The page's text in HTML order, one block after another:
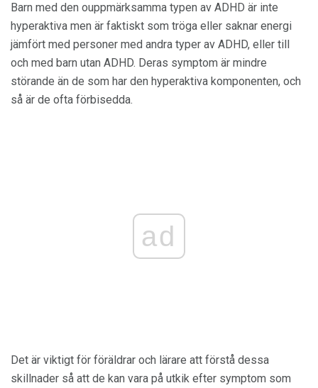
Barn med den ouppmärksamma typen av ADHD är inte
hyperaktiva men är faktiskt som tröga eller saknar energi
jämfört med personer med andra typer av ADHD, eller till
och med barn utan ADHD. Deras symptom är mindre
störande än de som har den hyperaktiva komponenten, och
så är de ofta förbisedda.
ad
Det är viktigt för föräldrar och lärare att förstå dessa
skillnader så att de kan vara på utkik efter symptom som